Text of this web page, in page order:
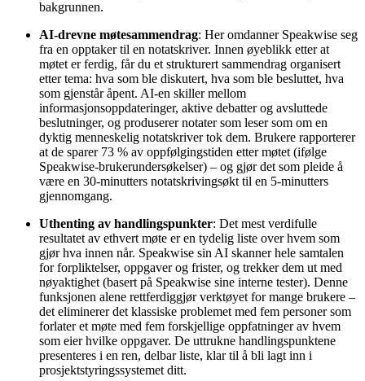
bakgrunnen.
AI-drevne møtesammendrag: Her omdanner Speakwise seg
fra en opptaker til en notatskriver. Innen øyeblikk etter at
møtet er ferdig, får du et strukturert sammendrag organisert
etter tema: hva som ble diskutert, hva som ble besluttet, hva
som gjenstår åpent. AI-en skiller mellom
informasjonsoppdateringer, aktive debatter og avsluttede
beslutninger, og produserer notater som leser som om en
dyktig menneskelig notatskriver tok dem. Brukere rapporterer
at de sparer 73 % av oppfølgingstiden etter møtet (ifølge
Speakwise-brukerundersøkelser) – og gjør det som pleide å
være en 30-minutters notatskrivingsøkt til en 5-minutters
gjennomgang.
Uthenting av handlingspunkter: Det mest verdifulle
resultatet av ethvert møte er en tydelig liste over hvem som
gjør hva innen når. Speakwise sin AI skanner hele samtalen
for forpliktelser, oppgaver og frister, og trekker dem ut med
nøyaktighet (basert på Speakwise sine interne tester). Denne
funksjonen alene rettferdiggjør verktøyet for mange brukere –
det eliminerer det klassiske problemet med fem personer som
forlater et møte med fem forskjellige oppfatninger av hvem
som eier hvilke oppgaver. De uttrukne handlingspunktene
presenteres i en ren, delbar liste, klar til å bli lagt inn i
prosjektstyringssystemet ditt.